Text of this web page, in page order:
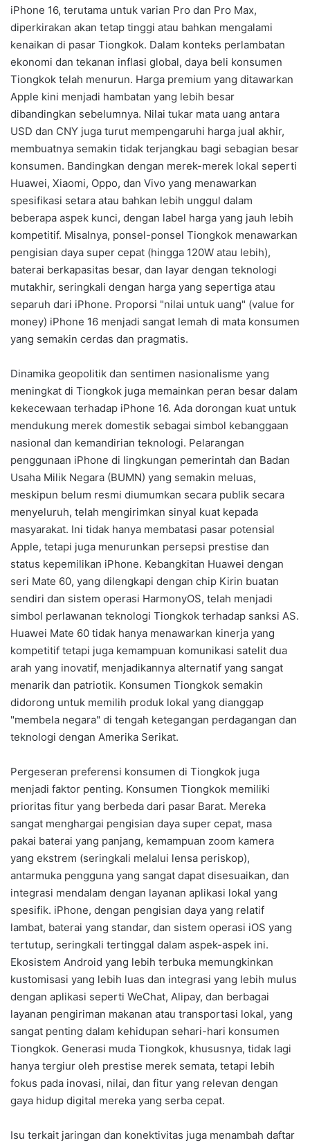
iPhone 16, terutama untuk varian Pro dan Pro Max,
diperkirakan akan tetap tinggi atau bahkan mengalami
kenaikan di pasar Tiongkok. Dalam konteks perlambatan
ekonomi dan tekanan inflasi global, daya beli konsumen
Tiongkok telah menurun. Harga premium yang ditawarkan
Apple kini menjadi hambatan yang lebih besar
dibandingkan sebelumnya. Nilai tukar mata uang antara
USD dan CNY juga turut mempengaruhi harga jual akhir,
membuatnya semakin tidak terjangkau bagi sebagian besar
konsumen. Bandingkan dengan merek-merek lokal seperti
Huawei, Xiaomi, Oppo, dan Vivo yang menawarkan
spesifikasi setara atau bahkan lebih unggul dalam
beberapa aspek kunci, dengan label harga yang jauh lebih
kompetitif. Misalnya, ponsel-ponsel Tiongkok menawarkan
pengisian daya super cepat (hingga 120W atau lebih),
baterai berkapasitas besar, dan layar dengan teknologi
mutakhir, seringkali dengan harga yang sepertiga atau
separuh dari iPhone. Proporsi "nilai untuk uang" (value for
money) iPhone 16 menjadi sangat lemah di mata konsumen
yang semakin cerdas dan pragmatis.
Dinamika geopolitik dan sentimen nasionalisme yang
meningkat di Tiongkok juga memainkan peran besar dalam
kekecewaan terhadap iPhone 16. Ada dorongan kuat untuk
mendukung merek domestik sebagai simbol kebanggaan
nasional dan kemandirian teknologi. Pelarangan
penggunaan iPhone di lingkungan pemerintah dan Badan
Usaha Milik Negara (BUMN) yang semakin meluas,
meskipun belum resmi diumumkan secara publik secara
menyeluruh, telah mengirimkan sinyal kuat kepada
masyarakat. Ini tidak hanya membatasi pasar potensial
Apple, tetapi juga menurunkan persepsi prestise dan
status kepemilikan iPhone. Kebangkitan Huawei dengan
seri Mate 60, yang dilengkapi dengan chip Kirin buatan
sendiri dan sistem operasi HarmonyOS, telah menjadi
simbol perlawanan teknologi Tiongkok terhadap sanksi AS.
Huawei Mate 60 tidak hanya menawarkan kinerja yang
kompetitif tetapi juga kemampuan komunikasi satelit dua
arah yang inovatif, menjadikannya alternatif yang sangat
menarik dan patriotik. Konsumen Tiongkok semakin
didorong untuk memilih produk lokal yang dianggap
"membela negara" di tengah ketegangan perdagangan dan
teknologi dengan Amerika Serikat.
Pergeseran preferensi konsumen di Tiongkok juga
menjadi faktor penting. Konsumen Tiongkok memiliki
prioritas fitur yang berbeda dari pasar Barat. Mereka
sangat menghargai pengisian daya super cepat, masa
pakai baterai yang panjang, kemampuan zoom kamera
yang ekstrem (seringkali melalui lensa periskop),
antarmuka pengguna yang sangat dapat disesuaikan, dan
integrasi mendalam dengan layanan aplikasi lokal yang
spesifik. iPhone, dengan pengisian daya yang relatif
lambat, baterai yang standar, dan sistem operasi iOS yang
tertutup, seringkali tertinggal dalam aspek-aspek ini.
Ekosistem Android yang lebih terbuka memungkinkan
kustomisasi yang lebih luas dan integrasi yang lebih mulus
dengan aplikasi seperti WeChat, Alipay, dan berbagai
layanan pengiriman makanan atau transportasi lokal, yang
sangat penting dalam kehidupan sehari-hari konsumen
Tiongkok. Generasi muda Tiongkok, khususnya, tidak lagi
hanya tergiur oleh prestise merek semata, tetapi lebih
fokus pada inovasi, nilai, dan fitur yang relevan dengan
gaya hidup digital mereka yang serba cepat.
Isu terkait jaringan dan konektivitas juga menambah daftar